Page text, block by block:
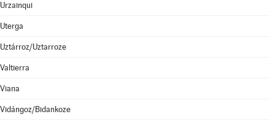
Urzainqui
Uterga
Uztárroz/Uztarroze
Valtierra
Viana
Vidángoz/Bidankoze